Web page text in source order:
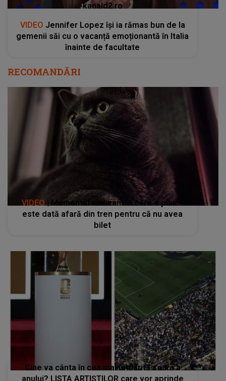
kanald2.ro
VIDEO Jennifer Lopez își ia rămas bun de la
gemenii săi cu o vacanță emoționantă în Italia
înainte de facultate
RECOMANDĂRI
VIDEO | Momentul amuzant în care o pisică
este dată afară din tren pentru că nu avea
bilet
Cine va cânta în cea mai urmărită seară a
anului? LISTA ARTIȘTILOR care vor aprinde